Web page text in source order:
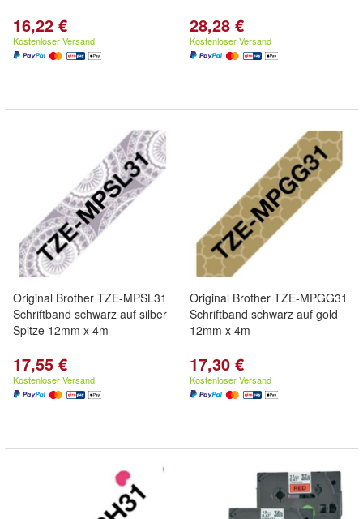
16,22 €
Kostenloser Versand
28,28 €
Kostenloser Versand
Original Brother TZE-MPSL31
Schriftband schwarz auf silber
Spitze 12mm x 4m
17,55 €
Kostenloser Versand
Original Brother TZE-MPGG31
Schriftband schwarz auf gold
12mm x 4m
17,30 €
Kostenloser Versand